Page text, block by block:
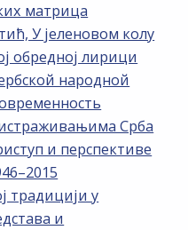
матрица
У јеленовом колу
обредној лирици
народной
Срба
и перспективе
традицији у
и